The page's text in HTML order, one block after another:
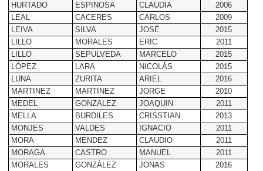
HURTADO
ESPINOSA CLAUDIA
2006
LEAL
CACERES CARLOS
2009
LEIVA
SILVA JOSÉ
2015
LILLO
MORALES ERIC
2011
LILLO
SEPULVEDA MARCELO
2015
LÓPEZ
LARA NICOLÁS
2015
LUNA
ZURITA ARIEL
2016
MARTINEZ
MARTINEZ JORGE
2010
MEDEL
GONZALEZ JOAQUIN
2011
MELLA
BURDILES CRISSTIAN
2013
MONJES
VALDES IGNACIO
2011
MORA
MENDEZ CLAUDIO
2011
MORAGA
CASTRO MANUEL
2011
MORALES
GONZÁLEZ JONAS
2016